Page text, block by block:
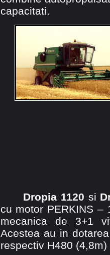
capacitati.
Dropia 1120 si
cu motor PERKINS –
mecanica de 3+1
Acestea au in
respectiv H480